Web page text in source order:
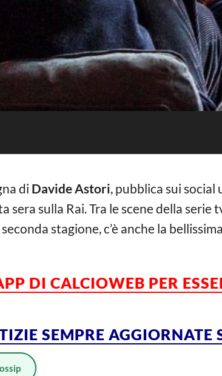
di Davide Astori, pubblica sui social
sulla Rai. Tra le scene della serie
stagione, c’è anche la bellissima
DI CALCIOWEB PER
SEMPRE AGGIORNATE